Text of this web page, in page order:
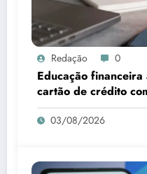
Redação 0
Educação
cartão de crédito
03/08/2026